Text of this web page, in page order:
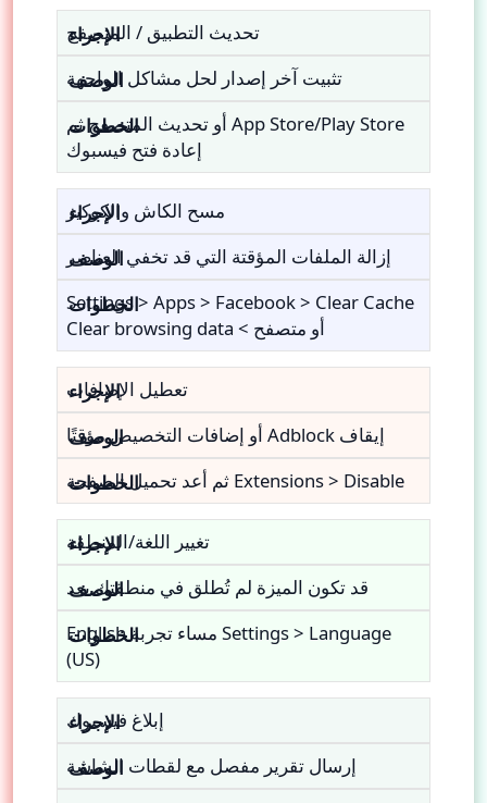
تحديث التطبيق / المتصفح
تثبيت آخر إصدار لحل مشاكل الواجهة
App Store/Play Store أو تحديث المتصفح ثم
إعادة فتح فيسبوك
مسح الكاش والكوكيز
إزالة الملفات المؤقتة التي قد تخفي العناصر
Settings > Apps > Facebook > Clear Cache
أو متصفح > Clear browsing data
تعطيل الإضافات
إيقاف Adblock أو إضافات التخصيص مؤقتًا
Extensions > Disable ثم أعد تحميل الصفحة
تغيير اللغة/المنطقة
قد تكون الميزة لم تُطلق في منطقتك بعد
Settings > Language مساء تجربة English
(US)
إبلاغ فيسبوك
إرسال تقرير مفصل مع لقطات الشاشة